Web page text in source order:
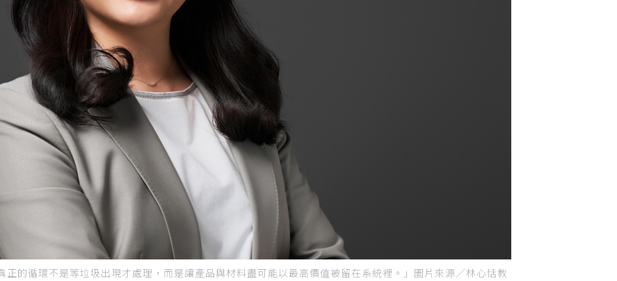
的循環不是等垃圾出現才處理，而是讓產品與材料盡可能以最高價值被留在系統裡。」圖片來源／林心恬教